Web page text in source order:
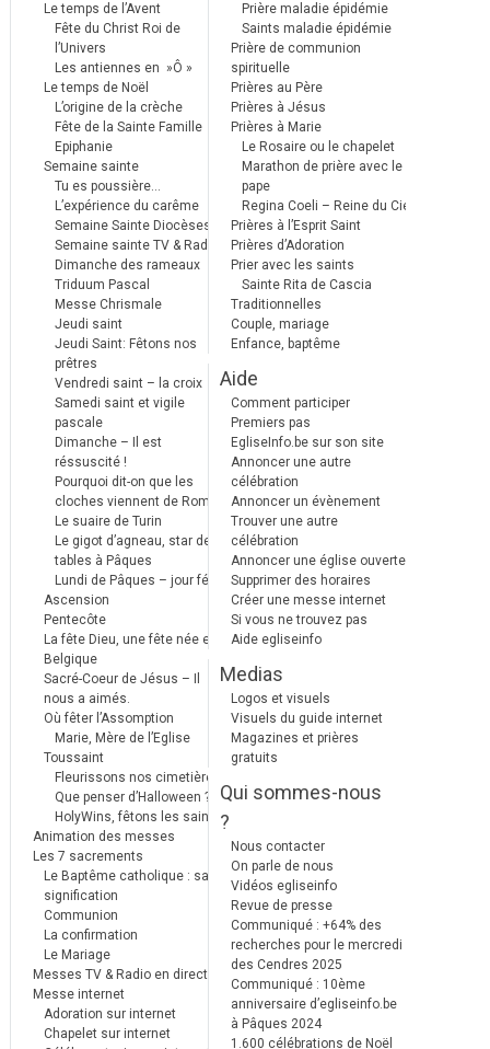
Le temps de l’Avent
Fête du Christ Roi de
l’Univers
Les antiennes en »Ô »
Le temps de Noël
L’origine de la crèche
Fête de la Sainte Famille
Epiphanie
Semaine sainte
Tu es poussière…
L’expérience du carême
Semaine Sainte Diocèses
Semaine sainte TV & Radio
Dimanche des rameaux
Triduum Pascal
Messe Chrismale
Jeudi saint
Jeudi Saint: Fêtons nos
prêtres
Vendredi saint – la croix
Samedi saint et vigile
pascale
Dimanche – Il est
réssuscité !
Pourquoi dit-on que les
cloches viennent de Rome ?
Le suaire de Turin
Le gigot d’agneau, star des
tables à Pâques
Lundi de Pâques – jour férié
Ascension
Pentecôte
La fête Dieu, une fête née en
Belgique
Sacré-Coeur de Jésus – Il
nous a aimés.
Où fêter l’Assomption
Marie, Mère de l’Eglise
Toussaint
Fleurissons nos cimetières
Que penser d’Halloween ?
HolyWins, fêtons les saints !
Animation des messes
Les 7 sacrements
Le Baptême catholique : sa
signification
Communion
La confirmation
Le Mariage
Messes TV & Radio en direct
Messe internet
Adoration sur internet
Chapelet sur internet
Prière maladie épidémie
Saints maladie épidémie
Prière de communion
spirituelle
Prières au Père
Prières à Jésus
Prières à Marie
Le Rosaire ou le chapelet
Marathon de prière avec le
pape
Regina Coeli – Reine du Ciel
Prières à l’Esprit Saint
Prières d’Adoration
Prier avec les saints
Sainte Rita de Cascia
Traditionnelles
Couple, mariage
Enfance, baptême
Aide
Comment participer
Premiers pas
EgliseInfo.be sur son site
Annoncer une autre
célébration
Annoncer un évènement
Trouver une autre
célébration
Annoncer une église ouverte
Supprimer des horaires
Créer une messe internet
Si vous ne trouvez pas
Aide egliseinfo
Medias
Logos et visuels
Visuels du guide internet
Magazines et prières
gratuits
Qui sommes-nous
?
Nous contacter
On parle de nous
Vidéos egliseinfo
Revue de presse
Communiqué : +64% des
recherches pour le mercredi
des Cendres 2025
Communiqué : 10ème
anniversaire d’egliseinfo.be
à Pâques 2024
1.600 célébrations de Noël